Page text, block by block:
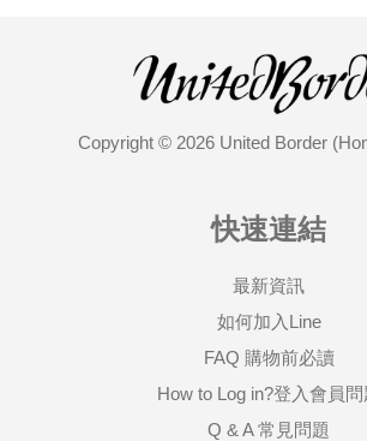
Copyright © 2026 United Border
快速連結
最新資訊
如何加入Line
FAQ 購物前必讀
How to Log in?登入會員問
Q & A 常見問題